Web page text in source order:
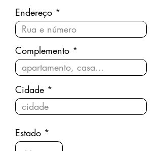
Endereço
Complemento
Cidade
Estado